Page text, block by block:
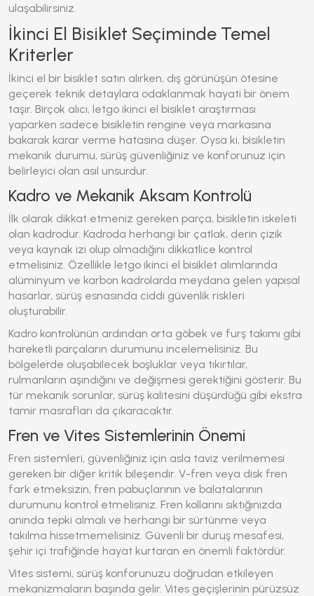
ulaşabilirsiniz.
İkinci El Bisiklet Seçiminde Temel
Kriterler
İkinci el bir bisiklet satın alırken, dış görünüşün ötesine
geçerek teknik detaylara odaklanmak hayati bir önem
taşır. Birçok alıcı, letgo ikinci el bisiklet araştırması
yaparken sadece bisikletin rengine veya markasına
bakarak karar verme hatasına düşer. Oysa ki, bisikletin
mekanik durumu, sürüş güvenliğiniz ve konforunuz için
belirleyici olan asıl unsurdur.
Kadro ve Mekanik Aksam Kontrolü
İlk olarak dikkat etmeniz gereken parça, bisikletin iskeleti
olan kadrodur. Kadroda herhangi bir çatlak, derin çizik
veya kaynak izi olup olmadığını dikkatlice kontrol
etmelisiniz. Özellikle letgo ikinci el bisiklet alımlarında
alüminyum ve karbon kadrolarda meydana gelen yapısal
hasarlar, sürüş esnasında ciddi güvenlik riskleri
oluşturabilir.
Kadro kontrolünün ardından orta göbek ve furş takımı gibi
hareketli parçaların durumunu incelemelisiniz. Bu
bölgelerde oluşabilecek boşluklar veya tıkırtılar,
rulmanların aşındığını ve değişmesi gerektiğini gösterir. Bu
tür mekanik sorunlar, sürüş kalitesini düşürdüğü gibi ekstra
tamir masrafları da çıkaracaktır.
Fren ve Vites Sistemlerinin Önemi
Fren sistemleri, güvenliğiniz için asla taviz verilmemesi
gereken bir diğer kritik bileşendir. V-fren veya disk fren
fark etmeksizin, fren pabuçlarının ve balatalarının
durumunu kontrol etmelisiniz. Fren kollarını sıktığınızda
anında tepki almalı ve herhangi bir sürtünme veya
takılma hissetmemelisiniz. Güvenli bir duruş mesafesi,
şehir içi trafiğinde hayat kurtaran en önemli faktördür.
Vites sistemi, sürüş konforunuzu doğrudan etkileyen
mekanizmaların başında gelir. Vites geçişlerinin pürüzsüz